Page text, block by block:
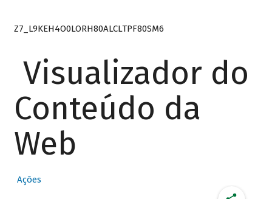
Z7_L9KEH4O0LORH80ALCLTPF80SM6
Visualizador do
Conteúdo da
Web
Ações